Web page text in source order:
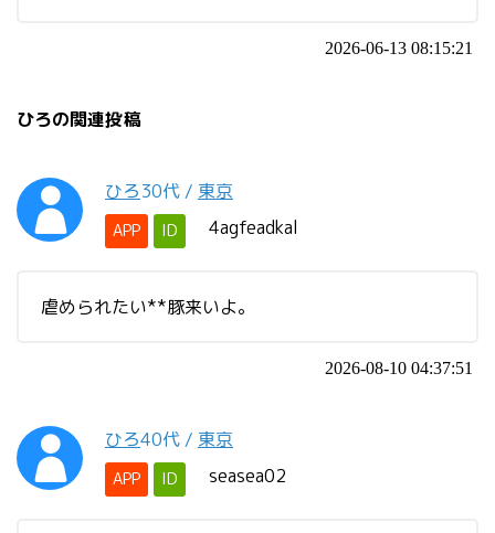
2026-06-13 08:15:21
ひろの関連投稿
ひろ30代 / 東京
APP ID 4agfeadkal
虐められたい**豚来いよ。
2026-08-10 04:37:51
ひろ40代 / 東京
APP ID seasea02